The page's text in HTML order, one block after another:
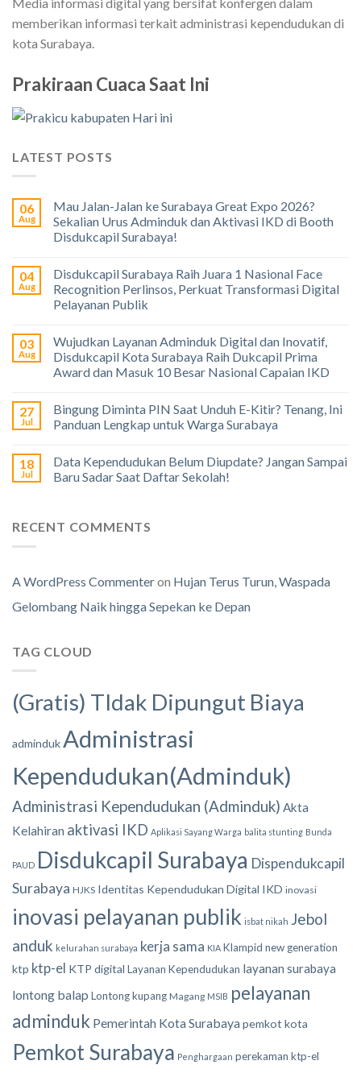
memberikan informasi terkait administrasi kependudukan di
kota Surabaya.
Prakiraan Cuaca Saat Ini
LATEST POSTS
06
Aug
Mau Jalan-Jalan ke Surabaya Great Expo 2026?
Sekalian Urus Adminduk dan Aktivasi IKD di Booth
Disdukcapil Surabaya!
04
Aug
Disdukcapil Surabaya Raih Juara 1 Nasional Face
Recognition Perlinsos, Perkuat Transformasi Digital
Pelayanan Publik
03
Aug
Wujudkan Layanan Adminduk Digital dan Inovatif,
Disdukcapil Kota Surabaya Raih Dukcapil Prima
Award dan Masuk 10 Besar Nasional Capaian IKD
27
Jul
Bingung Diminta PIN Saat Unduh E-Kitir? Tenang, Ini
Panduan Lengkap untuk Warga Surabaya
18
Jul
Data Kependudukan Belum Diupdate? Jangan Sampai
Baru Sadar Saat Daftar Sekolah!
RECENT COMMENTS
A WordPress Commenteron Hujan Terus Turun, Waspada
Gelombang Naik hingga Sepekan ke Depan
TAG CLOUD
(Gratis) TIdak Dipungut Biaya
admindukAdministrasi
Kependudukan(Adminduk)
Administrasi Kependudukan (Adminduk) Akta
Kelahiran aktivasi IKD Aplikasi Sayang Warga balita stunting Bunda
PAUD Disdukcapil Surabaya Dispendukcapil
Surabaya HJKS Identitas Kependudukan Digital IKD inovasi
inovasi pelayanan publik isbat nikah Jebol
anduk kelurahan surabaya kerja sama KIA Klampid new generation
ktp ktp-el KTP digital Layanan Kependudukan layanan surabaya
lontong balap Lontong kupang Magang MSIB pelayanan
adminduk Pemerintah Kota Surabaya pemkot kota
Pemkot Surabaya Penghargaan perekaman ktp-el